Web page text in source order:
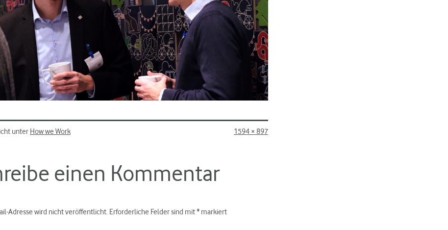
unter How we Work Originalgröße
1594 × 897
einen Kommentar
Adresse wird nicht veröffentlicht. Erforderliche Felder sind mit* markiert